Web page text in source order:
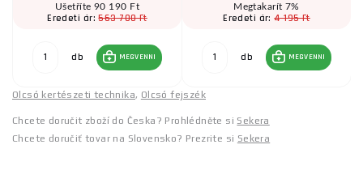
Ušetříte 90 190 Ft
Eredeti ár:563 700 Ft
db MEGVENNI
Megtakarít 7%
Eredeti ár:4 195 Ft
db MEGVENNI
Olcsó kertészeti technika, Olcsó fejszék
Chcete doručit zboží do Česka? Prohlédněte si Sekera
Chcete doručiť tovar na Slovensko? Prezrite si Sekera